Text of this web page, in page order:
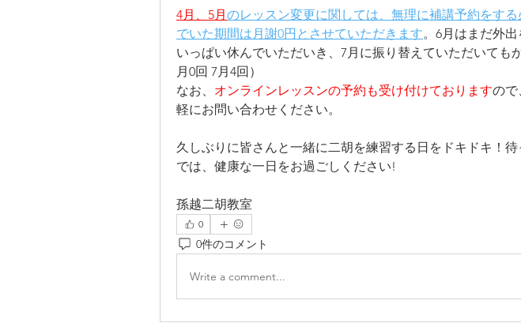
4月、5月のレッスン変更に関しては、無理に補講予約をす
でいた期間は月謝0円とさせていただきます。 6月はまだ外
いっぱい休んでいただいき、7月に振り替えていただいても
月0回 7月4回）
なお、 オンラインレッスンの予約も受け付けておりますので
軽にお問い合わせください。
久しぶりに皆さんと一緒に二胡を練習する日をドキドキ！
では、健康な一日をお過ごしください!
孫越二胡教室
0
0件のコメント
Write a comment...